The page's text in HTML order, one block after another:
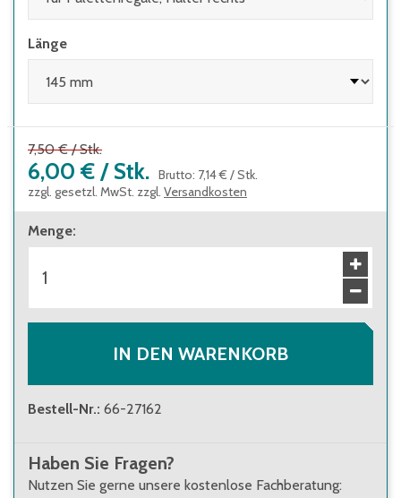
Länge
7,50 € /Stk.
6,00 € / Stk. Brutto: 7,14 € /Stk.
zzgl. gesetzl. MwSt. zzgl. Versandkosten
Menge:
IN DEN WARENKORB
Bestell-Nr.: 66-27162
Haben Sie Fragen?
Nutzen Sie gerne unsere kostenlose Fachberatung: